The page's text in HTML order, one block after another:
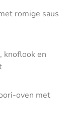
romige saus
knoflook en
oven met